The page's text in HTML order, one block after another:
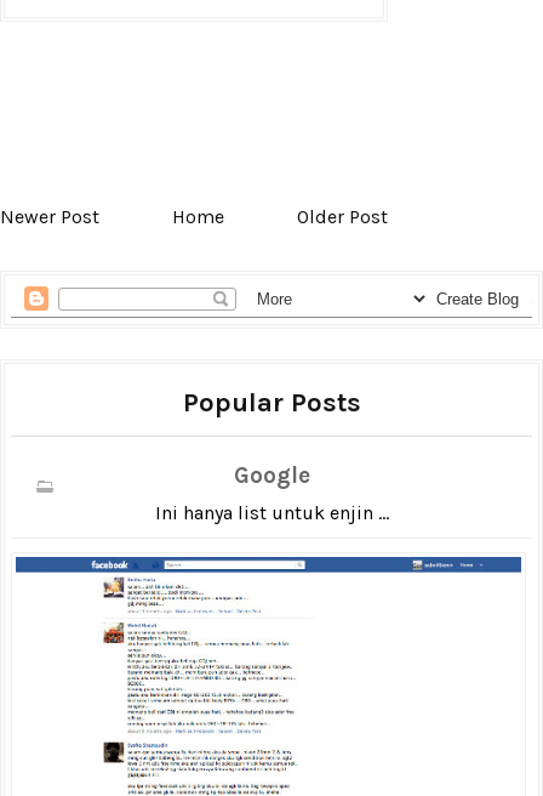
Newer Post Home Older Post
Popular Posts
Google
Ini hanya list untuk enjin ...